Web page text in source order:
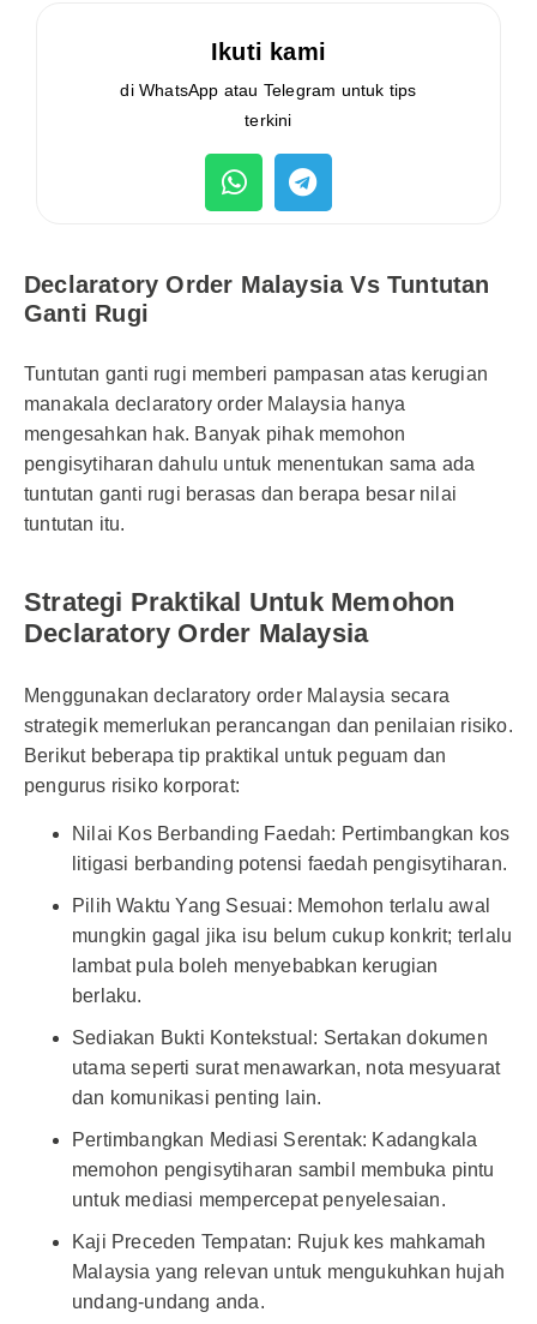
Ikuti kami
di WhatsApp atau Telegram untuk tips
terkini
Declaratory Order Malaysia Vs Tuntutan
Ganti Rugi
Tuntutan ganti rugi memberi pampasan atas kerugian
manakala declaratory order Malaysia hanya
mengesahkan hak. Banyak pihak memohon
pengisytiharan dahulu untuk menentukan sama ada
tuntutan ganti rugi berasas dan berapa besar nilai
tuntutan itu.
Strategi Praktikal Untuk Memohon
Declaratory Order Malaysia
Menggunakan declaratory order Malaysia secara
strategik memerlukan perancangan dan penilaian risiko.
Berikut beberapa tip praktikal untuk peguam dan
pengurus risiko korporat:
Nilai Kos Berbanding Faedah: Pertimbangkan kos
litigasi berbanding potensi faedah pengisytiharan.
Pilih Waktu Yang Sesuai: Memohon terlalu awal
mungkin gagal jika isu belum cukup konkrit; terlalu
lambat pula boleh menyebabkan kerugian
berlaku.
Sediakan Bukti Kontekstual: Sertakan dokumen
utama seperti surat menawarkan, nota mesyuarat
dan komunikasi penting lain.
Pertimbangkan Mediasi Serentak: Kadangkala
memohon pengisytiharan sambil membuka pintu
untuk mediasi mempercepat penyelesaian.
Kaji Preceden Tempatan: Rujuk kes mahkamah
Malaysia yang relevan untuk mengukuhkan hujah
undang-undang anda.